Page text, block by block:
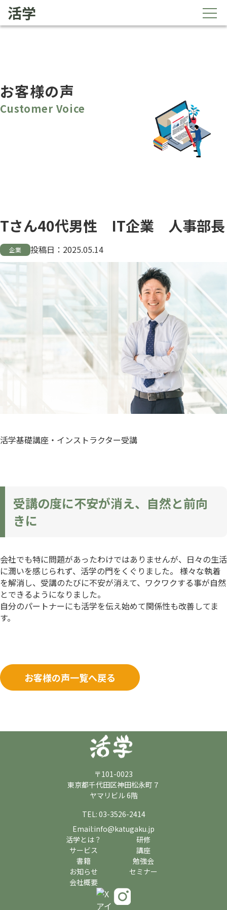
活学
お客様の声
Customer Voice
Tさん40代男性 IT企業 人事部長
企業 投稿日： 2025.05.14
活学基礎講座・インストラクター受講
受講の度に不安が消え、自然と前向
きに
会社でも特に問題があったわけではありませんが、日々の生活
に潤いを感じられず、活学の門をくぐりました。 様々な執着
を解消し、受講のたびに不安が消えて、ワクワクする事が自然
とできるようになりました。
自分のパートナーにも活学を伝え始めて関係性も改善してま
す。
お客様の声一覧へ戻る
〒101-0023
東京都千代田区神田松永町７
ヤマリビル 6階
TEL: 03-3526-2414
Email:info@katugaku.jp
活学とは？
サービス
書籍
お知らせ
会社概要
研修
講座
勉強会
セミナー